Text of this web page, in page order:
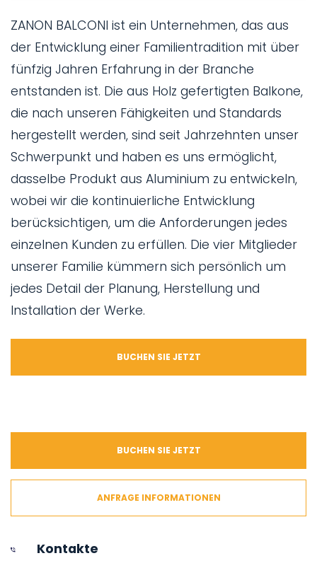
ZANON BALCONI ist ein Unternehmen, das aus
der Entwicklung einer Familientradition mit über
fünfzig Jahren Erfahrung in der Branche
entstanden ist. Die aus Holz gefertigten Balkone,
die nach unseren Fähigkeiten und Standards
hergestellt werden, sind seit Jahrzehnten unser
Schwerpunkt und haben es uns ermöglicht,
dasselbe Produkt aus Aluminium zu entwickeln,
wobei wir die kontinuierliche Entwicklung
berücksichtigen, um die Anforderungen jedes
einzelnen Kunden zu erfüllen. Die vier Mitglieder
unserer Familie kümmern sich persönlich um
jedes Detail der Planung, Herstellung und
Installation der Werke.
BUCHEN SIE JETZT
BUCHEN SIE JETZT
ANFRAGE INFORMATIONEN
Kontakte